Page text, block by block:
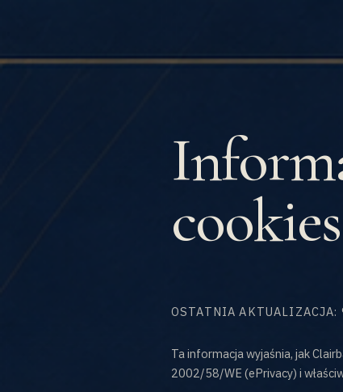
cookies
OSTATNIA
Ta informacja wyjaśnia, jak
2002/58/WE (ePrivacy) i